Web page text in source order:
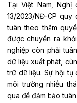
Tại Việt Nam, Nghị
13/2023/NĐ-CP
tuân theo thẩm
được chuyển ra
nghiệp còn phải
dữ liệu xuất phát,
trữ dữ liệu. Sự hội tụ
môi trường nhiều
qua để đảm bảo